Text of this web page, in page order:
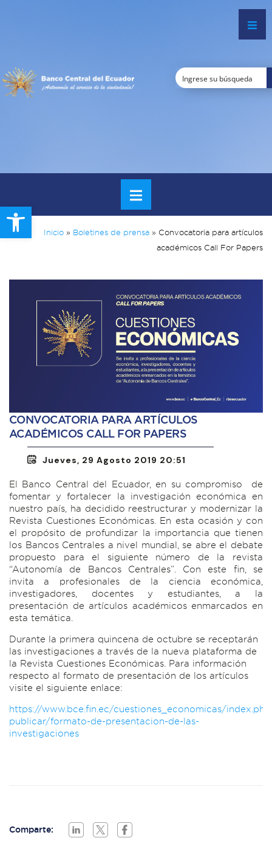
Open toolbar
Inicio » Boletines de prensa » Convocatoria para artículos
académicos Call For Papers
CONVOCATORIA PARA ARTÍCULOS
ACADÉMICOS CALL FOR PAPERS
Jueves, 29 Agosto 2019 20:51
El Banco Central del Ecuador, en su compromiso de
fomentar y fortalecer la investigación económica en
nuestro país, ha decidido reestructurar y modernizar la
Revista Cuestiones Económicas. En esta ocasión y con
el propósito de profundizar la importancia que tienen
los Bancos Centrales a nivel mundial, se abre el debate
propuesto para el siguiente número de la revista
“Autonomía de Bancos Centrales”. Con este fin, se
invita a profesionales de la ciencia económica,
investigadores, docentes y estudiantes, a la
presentación de artículos académicos enmarcados en
esta temática.
Durante la primera quincena de octubre se receptarán
las investigaciones a través de la nueva plataforma de
la Revista Cuestiones Económicas. Para información
respecto al formato de presentación de los artículos
visite el siguiente enlace:
https://www.bce.fin.ec/cuestiones_economicas/
publicar/formato-de-presentacion-de-las-
investigaciones
Comparte: